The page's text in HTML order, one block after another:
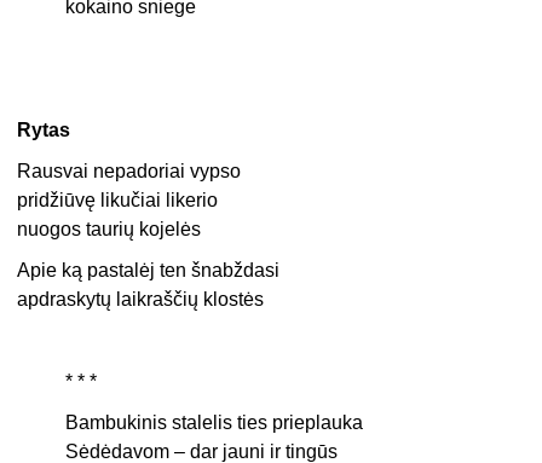
kokaino sniege
Rytas
Rausvai nepadoriai vypso
pridžiūvę likučiai likerio
nuogos taurių kojelės
Apie ką pastalėj ten šnabždasi
apdraskytų laikraščių klostės
* * *
Bambukinis stalelis ties prieplauka
Sėdėdavom – dar jauni ir tingūs